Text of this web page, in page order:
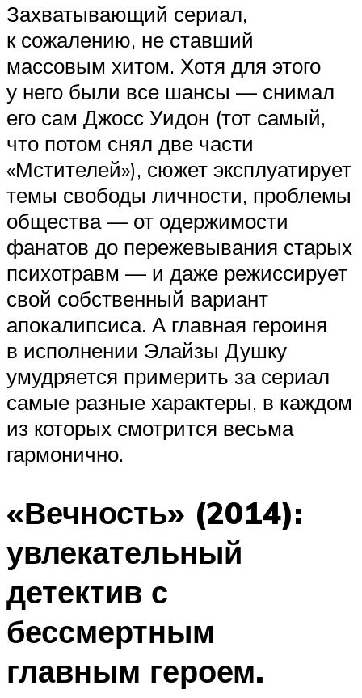
Захватывающий сериал,
к сожалению, не ставший
массовым хитом. Хотя для этого
у него были все шансы — снимал
его сам Джосс Уидон (тот самый,
что потом снял две части
«Мстителей»), сюжет эксплуатирует
темы свободы личности, проблемы
общества — от одержимости
фанатов до пережевывания старых
психотравм — и даже режиссирует
свой собственный вариант
апокалипсиса. А главная героиня
в исполнении Элайзы Душку
умудряется примерить за сериал
самые разные характеры, в каждом
из которых смотрится весьма
гармонично.
«Вечность» (2014):
увлекательный
детектив с
бессмертным
главным героем.